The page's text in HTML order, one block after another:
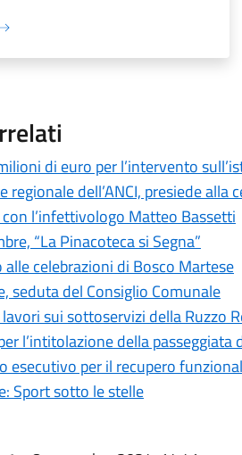
di euro per l’intervento
regionale dell’ANCI, presiede
l’infettivologo Matteo Bassetti
“La Pinacoteca si Segna”
alle celebrazioni di Bosco Martese
seduta del Consiglio Comunale
sui sottoservizi della Ruzzo
l’intitolazione della
esecutivo per il recupero
Sport sotto le stelle